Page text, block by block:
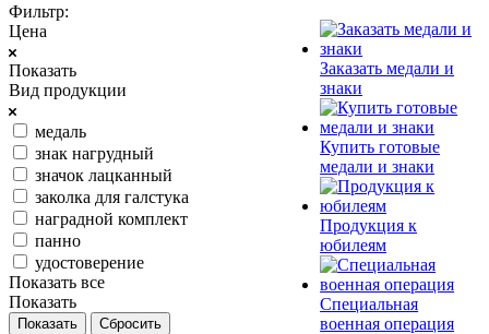
Фильтр:
Цена
Показать
Вид продукции
медаль
знак нагрудный
значок лацканный
заколка для галстука
наградной комплект
панно
удостоверение
Показать все
Показать
Сбросить
Заказать медали и
знаки
Купить готовые
медали и знаки
Продукция к
юбилеям
Специальная
военная операция